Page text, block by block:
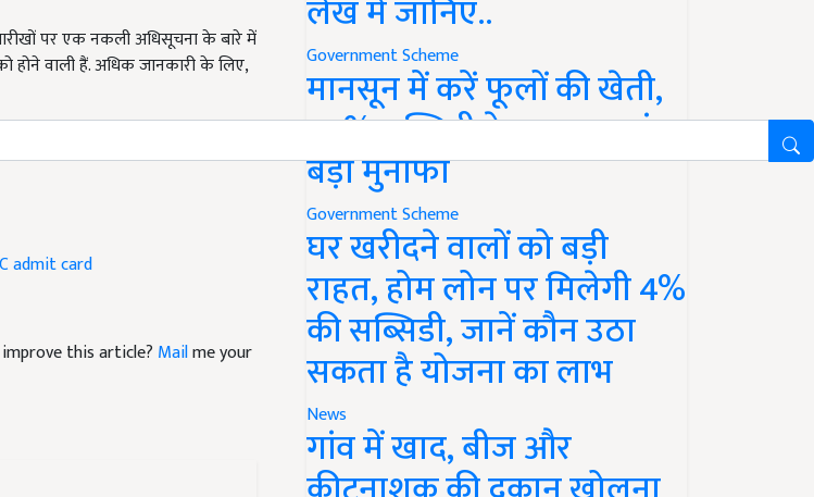
पर एक नकली अधिसूचना के बारे में
होने वाली हैं. अधिक जानकारी के लिए,
admit card
this article? Mailme your
लेख में जानिए..
Government Scheme
मानसून में करें फूलों की खेती,
50% सब्सिडी के साथ कमाएं
बड़ा मुनाफा
Government Scheme
घर खरीदने वालों को बड़ी
राहत, होम लोन पर मिलेगी 4%
की सब्सिडी, जानें कौन उठा
सकता है योजना का लाभ
News
गांव में खाद, बीज और